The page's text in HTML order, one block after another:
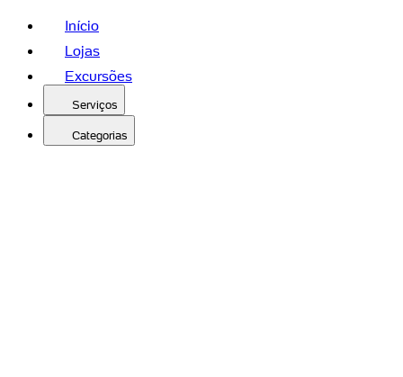
Início
Lojas
Excursões
Serviços
Categorias